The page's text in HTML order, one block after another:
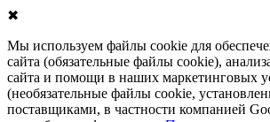
✖
Мы используем файлы cookie для
сайта (обязательные файлы cookie),
сайта и помощи в наших маркетинговых
(необязательные файлы cookie,
поставщиками, в частности компанией